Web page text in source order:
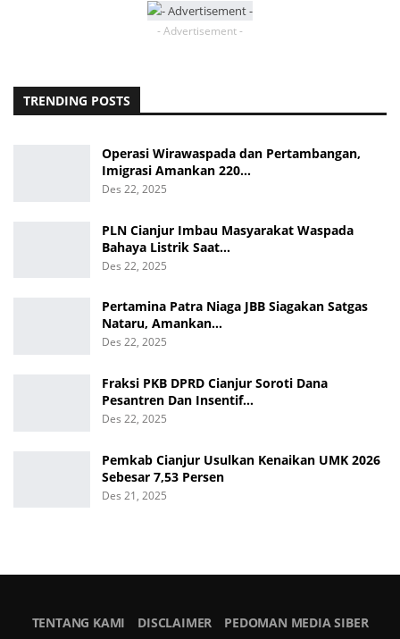
- Advertisement -
TRENDING POSTS
Operasi Wirawaspada dan Pertambangan,
Imigrasi Amankan 220…
Des 22, 2025
PLN Cianjur Imbau Masyarakat Waspada
Bahaya Listrik Saat…
Des 22, 2025
Pertamina Patra Niaga JBB Siagakan Satgas
Nataru, Amankan…
Des 22, 2025
Fraksi PKB DPRD Cianjur Soroti Dana
Pesantren Dan Insentif…
Des 22, 2025
Pemkab Cianjur Usulkan Kenaikan UMK 2026
Sebesar 7,53 Persen
Des 21, 2025
TENTANG KAMI DISCLAIMER PEDOMAN MEDIA SIBER